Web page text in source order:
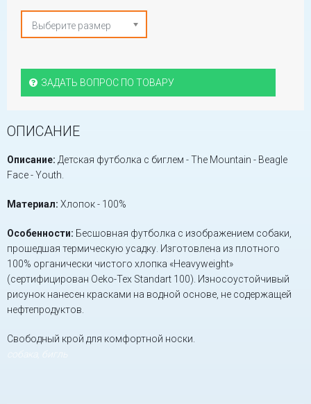
Выберите размер
ЗАДАТЬ ВОПРОС ПО ТОВАРУ
ОПИСАНИЕ
Описание: Детская футболка с биглем - The Mountain - Beagle
Face - Youth.
Материал: Хлопок - 100%
Особенности: Бесшовная футболка с изображением собаки,
прошедшая термическую усадку. Изготовлена из плотного
100% органически чистого хлопка «Heavyweight»
(сертифицирован Oeko-Tex Standart 100). Износоустойчивый
рисунок нанесен красками на водной основе, не содержащей
нефтепродуктов.
Свободный крой для комфортной носки.
собака, бигль